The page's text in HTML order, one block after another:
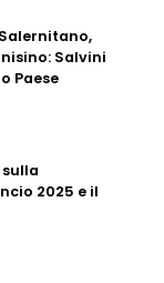
Salvini
Paese
2025 e il